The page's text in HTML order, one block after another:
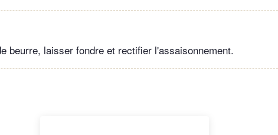
beurre, laisser fondre et rectifier l'assaisonnement.